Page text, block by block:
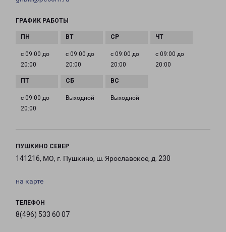
ГРАФИК РАБОТЫ
с 09:00 до
20:00
с 09:00 до
20:00
с 09:00 до
20:00
с 09:00 до
20:00
с 09:00 до
20:00
Выходной Выходной
ПУШКИНО СЕВЕР
141216, МО, г. Пушкино, ш. Ярославское, д. 230
на карте
ТЕЛЕФОН
8(496) 533 60 07